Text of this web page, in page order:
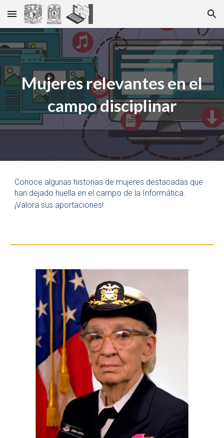
Skip to main content Skip to navigation
Mujeres relevantes en el
campo disciplinar
Conoce algunas historias de mujeres destacadas que
han dejado huella en el campo de la Informática.
¡Valora sus aportaciones!